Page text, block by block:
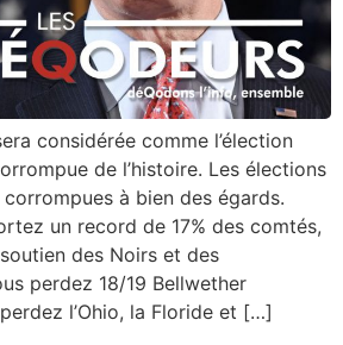
considérée comme l’élection
de l’histoire. Les élections
à bien des égards.
un record de 17% des comtés,
des Noirs et des
perdez 18/19 Bellwether
l’Ohio, la Floride et […]